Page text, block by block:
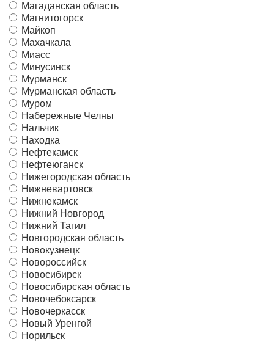
Магаданская область
Магнитогорск
Майкоп
Махачкала
Миасс
Минусинск
Мурманск
Мурманская область
Муром
Набережные Челны
Нальчик
Находка
Нефтекамск
Нефтеюганск
Нижегородская область
Нижневартовск
Нижнекамск
Нижний Новгород
Нижний Тагил
Новгородская область
Новокузнецк
Новороссийск
Новосибирск
Новосибирская область
Новочебоксарск
Новочеркасск
Новый Уренгой
Норильск